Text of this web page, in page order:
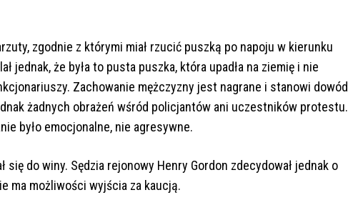
zgodnie z którymi miał rzucić puszką po napoju w kierunku
jednak, że była to pusta puszka, która upadła na ziemię i nie
Zachowanie mężczyzny jest nagrane i stanowi dowód
żadnych obrażeń wśród policjantów ani uczestników protestu.
było emocjonalne, nie agresywne.
się do winy. Sędzia rejonowy Henry Gordon zdecydował jednak o
ma możliwości wyjścia za kaucją.